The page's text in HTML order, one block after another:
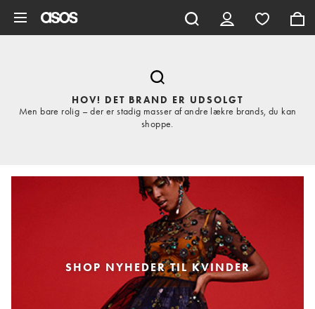
HOV! DET BRAND ER UDSOLGT
Men bare rolig – der er stadig masser af andre lækre brands, du kan
shoppe.
SHOP NYHEDER TIL KVINDER